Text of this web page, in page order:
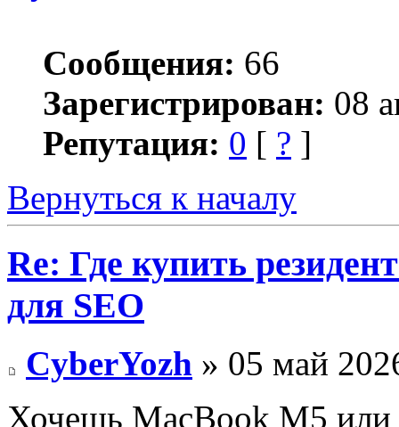
Сообщения: 66
Зарегистрирован: 08
Репутация: 0 [ ? ]
Вернуться к началу
Re: Где купить
для SEO
CyberYozh » 05 май
Хочешь MacBook M5 или